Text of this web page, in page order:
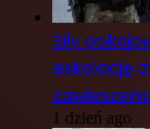
Siły
eskalację
1 dzień ago